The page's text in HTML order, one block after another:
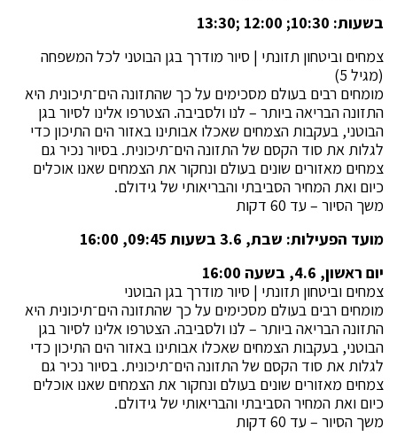
בשעות: 10:30; 12:00 ;13:30
צמחים וביטחון תזונתי | סיור מודרך בגן הבוטני לכל המשפחה
(מגיל 5)
מומחים רבים בעולם מסכימים על כך שהתזונה הים־תיכונית היא
התזונה הבריאה ביותר – לנו ולסביבה. הצטרפו אלינו לסיור בגן
הבוטני, בעקבות הצמחים שאכלו אבותינו באזור הים התיכון כדי
לגלות את סוד הקסם של התזונה הים־תיכונית. בסיור נכיר גם
צמחים מאזורים שונים בעולם ונחקור את הצמחים שאנו אוכלים
כיום ואת המחיר הסביבתי והבריאותי של גידולם.
משך הסיור – עד 60 דקות
מועד הפעילות: שבת, 3.6 בשעות 09:45, 16:00
יום ראשון, 4.6, בשעה 16:00
צמחים וביטחון תזונתי | סיור מודרך בגן הבוטני
מומחים רבים בעולם מסכימים על כך שהתזונה הים־תיכונית היא
התזונה הבריאה ביותר – לנו ולסביבה. הצטרפו אלינו לסיור בגן
הבוטני, בעקבות הצמחים שאכלו אבותינו באזור הים התיכון כדי
לגלות את סוד הקסם של התזונה הים־תיכונית. בסיור נכיר גם
צמחים מאזורים שונים בעולם ונחקור את הצמחים שאנו אוכלים
כיום ואת המחיר הסביבתי והבריאותי של גידולם.
משך הסיור – עד 60 דקות